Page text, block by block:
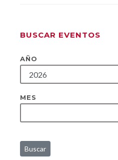
BUSCAR EVENTOS
AÑO
MES
Buscar